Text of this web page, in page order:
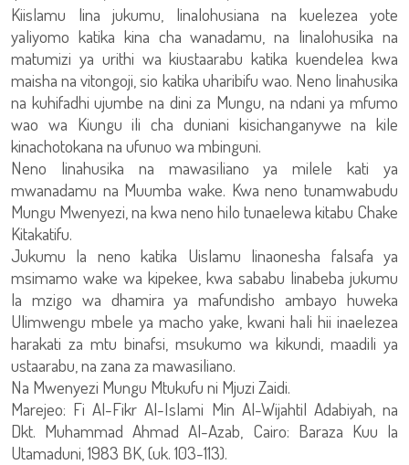
Kiislamu lina jukumu, linalohusiana na kuelezea yote
yaliyomo katika kina cha wanadamu, na linalohusika na
matumizi ya urithi wa kiustaarabu katika kuendelea kwa
maisha na vitongoji, sio katika uharibifu wao. Neno linahusika
na kuhifadhi ujumbe na dini za Mungu, na ndani ya mfumo
wao wa Kiungu ili cha duniani kisichanganywe na kile
kinachotokana na ufunuo wa mbinguni.
Neno linahusika na mawasiliano ya milele kati ya
mwanadamu na Muumba wake. Kwa neno tunamwabudu
Mungu Mwenyezi, na kwa neno hilo tunaelewa kitabu Chake
Kitakatifu.
Jukumu la neno katika Uislamu linaonesha falsafa ya
msimamo wake wa kipekee, kwa sababu linabeba jukumu
la mzigo wa dhamira ya mafundisho ambayo huweka
Ulimwengu mbele ya macho yake, kwani hali hii inaelezea
harakati za mtu binafsi, msukumo wa kikundi, maadili ya
ustaarabu, na zana za mawasiliano.
Na Mwenyezi Mungu Mtukufu ni Mjuzi Zaidi.
Marejeo: Fi Al-Fikr Al-Islami Min Al-Wijahtil Adabiyah, na
Dkt. Muhammad Ahmad Al-Azab, Cairo: Baraza Kuu la
Utamaduni, 1983 BK, (uk. 103-113).